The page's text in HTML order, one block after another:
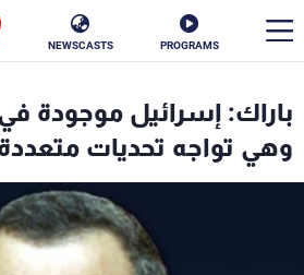
PROGRAMS
NEWSCASTS
باراك: إسرائيل موجودة
وهي تواجه تحديات
ناس
فن